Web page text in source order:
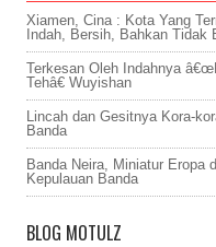
Xiamen, Cina : Kota Yang
Indah, Bersih, Bahkan Tidak
Terkesan Oleh Indahnya
Tehâ€ Wuyishan
Lincah dan Gesitnya Kora-
Banda
Banda Neira, Miniatur Eropa
Kepulauan Banda
BLOG MOTULZ